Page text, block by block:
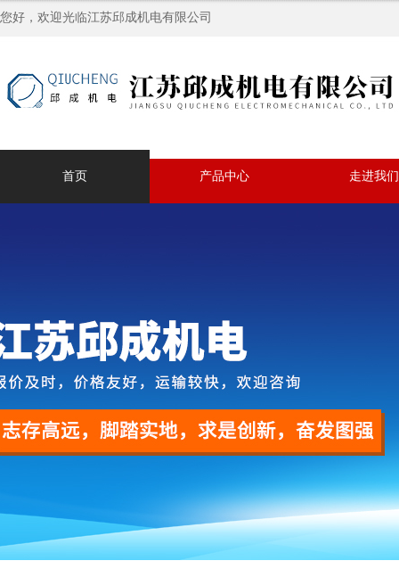
您好，欢迎光临江苏邱成机电有限公司
首页 产品中心 走进我们